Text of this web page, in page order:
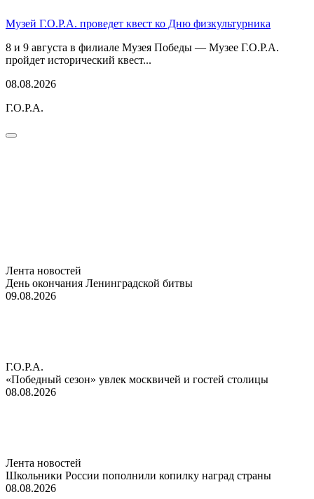
Музей Г.О.Р.А. проведет квест ко Дню физкультурника
8 и 9 августа в филиале Музея Победы — Музее Г.О.Р.А.
пройдет исторический квест...
08.08.2026
Г.О.Р.А.
Лента новостей
День окончания Ленинградской битвы
09.08.2026
Г.О.Р.А.
«Победный сезон» увлек москвичей и гостей столицы
08.08.2026
Лента новостей
Школьники России пополнили копилку наград страны
08.08.2026